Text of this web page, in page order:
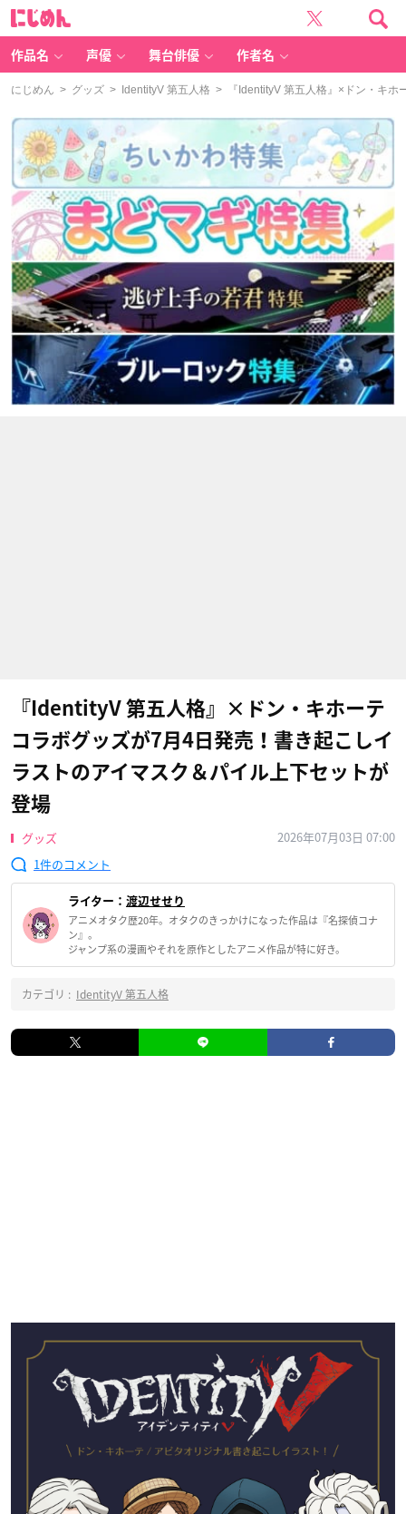
作品名 声優 舞台俳優 作者名
にじめん > グッズ > IdentityV 第五人格 > 『IdentityV 第五人格』×ドン・キホ
『IdentityV 第五人格』×ドン・キホーテ
コラボグッズが7月4日発売！書き起こしイ
ラストのアイマスク＆パイル上下セットが
登場
グッズ
2026年07月03日 07:00
1
ライター： 渡辺せせり
アニメオタク歴20年。オタクのきっかけになった作品は『名探偵コナ
ン』。
ジャンプ系の漫画やそれを原作としたアニメ作品が特に好き。
カテゴリ : IdentityV 第五人格